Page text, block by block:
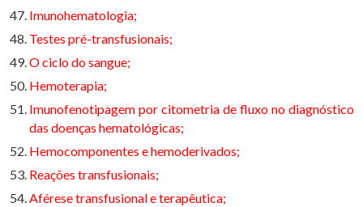
Imunohematologia;
Testes pré-transfusionais;
O ciclo do sangue;
Hemoterapia;
Imunofenotipagem por citometria de fluxo no diagnóstico
das doenças hematológicas;
Hemocomponentes e hemoderivados;
Reações transfusionais;
Aférese transfusional e terapêutica;